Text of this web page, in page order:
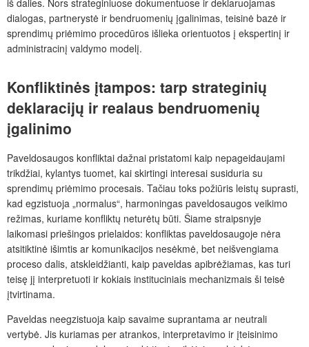
dialogas, partnerystė ir bendruomenių įgalinimas, teisinė bazė ir
sprendimų priėmimo procedūros išlieka orientuotos į ekspertinį ir
administracinį valdymo modelį.
Konfliktinės įtampos: tarp strateginių
deklaracijų ir realaus bendruomenių
įgalinimo
Paveldosaugos konfliktai dažnai pristatomi kaip nepageidaujami
trikdžiai, kylantys tuomet, kai skirtingi interesai susiduria su
sprendimų priėmimo procesais. Tačiau toks požiūris leistų suprasti,
kad egzistuoja „normalus“, harmoningas paveldosaugos veikimo
režimas, kuriame konfliktų neturėtų būti. Šiame straipsnyje
laikomasi priešingos prielaidos: kon­fliktas paveldosaugoje nėra
atsitiktinė išimtis ar komunikacijos nesėkmė, bet neišvengiama
proceso dalis, atskleidžianti, kaip paveldas apibrėžiamas, kas turi
teisę jį interpretuoti ir kokiais instituciniais mechanizmais ši teisė
įtvirtinama.
Paveldas neegzistuoja kaip savaime suprantama ar neutrali
vertybė. Jis kuriamas per atrankos, interpretavimo ir įteisinimo